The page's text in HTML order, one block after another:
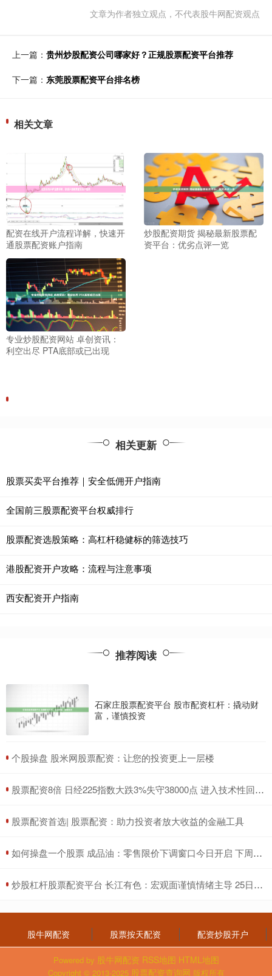
文章为作者独立观点，不代表股牛网配资观点
上一篇： 贵州炒股配资公司哪家好？正规股票配资平台推荐
下一篇： 东莞股票配资平台排名榜
相关文章
配资在线开户流程详解，快速开
通股票配资账户指南
炒股配资期货 揭秘最新股票配
资平台：优劣点评一览
专业炒股配资网站 卓创资讯：
利空出尽 PTA底部或已出现
相关更新
股票买卖平台推荐｜安全低佣开户指南
全国前三股票配资平台权威排行
股票配资选股策略：高杠杆稳健标的筛选技巧
港股配资开户攻略：流程与注意事项
西安配资开户指南
推荐阅读
石家庄股票配资平台 股市配资杠杆：撬动财
富，谨慎投资
​个股操盘 股米网股票配资：让您的投资更上一层楼
​股票配资8倍 日经225指数大跌3%失守38000点 进入技术性回调区间
​股票配资首选| 股票配资：助力投资者放大收益的金融工具
​如何操盘一个股票 成品油：零售限价下调窗口今日开启 下周期伊始仍为下调预期
​炒股杠杆股票配资平台 长江有色：宏观面谨慎情绪主导 25日锡价或小跌
股牛网配资 股票按天配资 配资炒股开户
Powered by 股牛网配资 RSS地图 HTML地图
Copyright © 2013-2025 股票配资查询网 版权所有